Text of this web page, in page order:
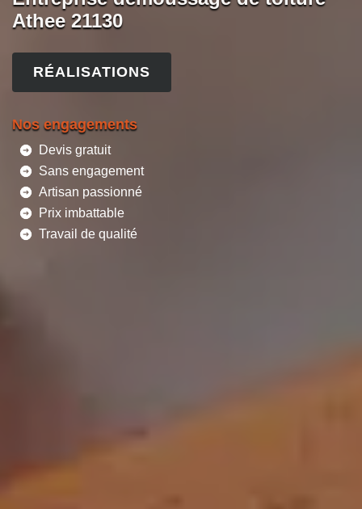
Athee 21130
RÉALISATIONS
Nos engagements
Devis gratuit
Sans engagement
Artisan passionné
Prix imbattable
Travail de qualité